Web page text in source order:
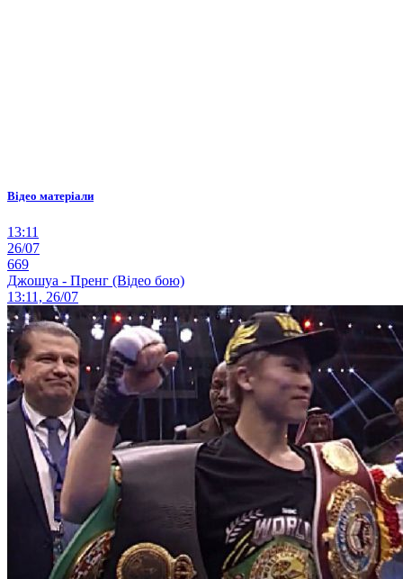
Відео матеріали
13:11
26/07
669
Джошуа - Пренг (Відео бою)
13:11, 26/07